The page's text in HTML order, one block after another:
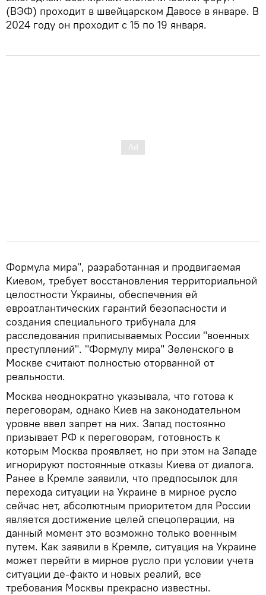
(ВЭФ) проходит в швейцарском Давосе в январе. В
2024 году он проходит с 15 по 19 января.
Формула мира", разработанная и продвигаемая
Киевом, требует восстановления территориальной
целостности Украины, обеспечения ей
евроатлантических гарантий безопасности и
создания специального трибунала для
расследования приписываемых России "военных
преступлений". "Формулу мира" Зеленского в
Москве считают полностью оторванной от
реальности.
Москва неоднократно указывала, что готова к
переговорам, однако Киев на законодательном
уровне ввел запрет на них. Запад постоянно
призывает РФ к переговорам, готовность к
которым Москва проявляет, но при этом на Западе
игнорируют постоянные отказы Киева от диалога.
Ранее в Кремле заявили, что предпосылок для
перехода ситуации на Украине в мирное русло
сейчас нет, абсолютным приоритетом для России
является достижение целей спецоперации, на
данный момент это возможно только военным
путем. Как заявили в Кремле, ситуация на Украине
может перейти в мирное русло при условии учета
ситуации де-факто и новых реалий, все
требования Москвы прекрасно известны.